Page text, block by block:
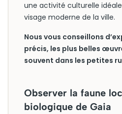
une activité culturelle
visage moderne de la ville.
Nous vous conseillons
précis, les plus belles
souvent dans les petites
Observer la faune
biologique de Gaia